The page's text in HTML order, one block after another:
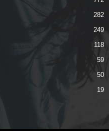
282
249
118
59
50
19